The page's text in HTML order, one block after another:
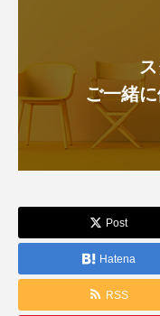
ご一緒
Post
Hatena
RSS